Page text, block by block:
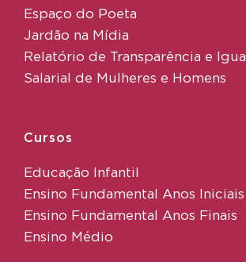
Espaço do Poeta
Jardão na Mídia
Relatório de Transparência e
Salarial de Mulheres e Homens
Cursos
Educação Infantil
Ensino Fundamental Anos Iniciais
Ensino Fundamental Anos Finais
Ensino Médio